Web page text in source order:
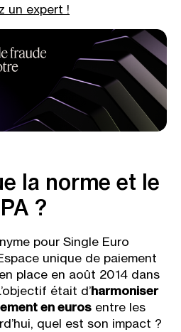
un expert !
la norme et le
?
pour Single Euro
unique de paiement
place en août 2014 dans
était d’harmoniser
en euros entre les
quel est son impact ?